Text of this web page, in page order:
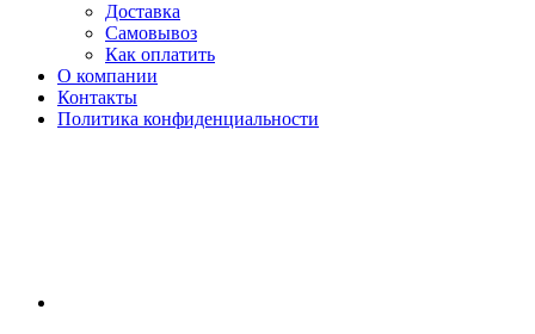
Доставка
Самовывоз
Как оплатить
О компании
Контакты
Политика конфиденциальности